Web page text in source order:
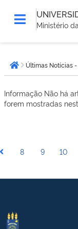
Ministério
está
aqui:Página inicial
Últimas Notícias -
Informação Não há
forem mostradas
8 9 10